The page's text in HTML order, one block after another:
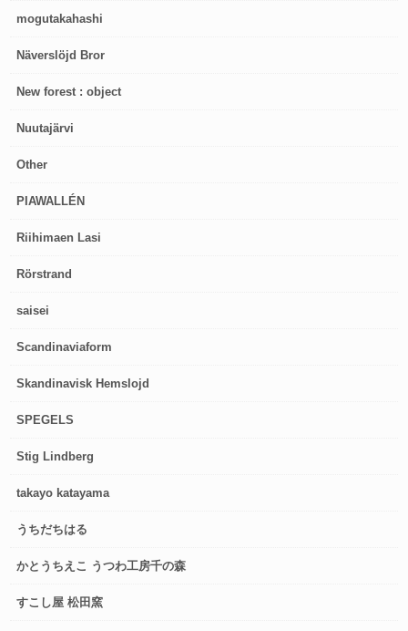
mogutakahashi
Näverslöjd Bror
New forest : object
Nuutajärvi
Other
PIAWALLÉN
Riihimaen Lasi
Rörstrand
saisei
Scandinaviaform
Skandinavisk Hemslojd
SPEGELS
Stig Lindberg
takayo katayama
うちだちはる
かとうちえこ うつわ工房千の森
すこし屋 松田窯